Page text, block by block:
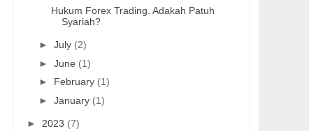
Hukum Forex Trading. Adakah Patuh
Syariah?
► July (2)
► June (1)
► February (1)
► January (1)
► 2023 (7)